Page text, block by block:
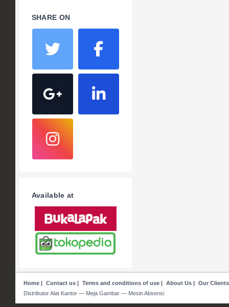
SHARE ON
Available at
Home| Contact us| Terms and conditions of use| About Us| Our Clients
Distributor Alat Kantor — Meja Gambar — Mesin Absensi